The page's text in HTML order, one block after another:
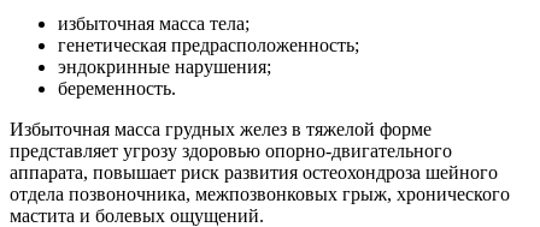
избыточная масса тела;
генетическая предрасположенность;
эндокринные нарушения;
беременность.
Избыточная масса грудных желез в тяжелой форме
представляет угрозу здоровью опорно-двигательного
аппарата, повышает риск развития остеохондроза шейного
отдела позвоночника, межпозвонковых грыж, хронического
мастита и болевых ощущений.